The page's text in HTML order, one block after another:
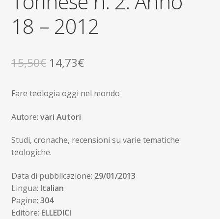
18 – 2012
15,50€ Il
originale
era:
14,73€Il
attuale
Fare teologia oggi nel mondo
Autore: vari Autori
Studi, cronache, recensioni su varie tematiche
teologiche.
Data di pubblicazione: 29/01/2013
Lingua: Italian
Pagine: 304
Editore: ELLEDICI